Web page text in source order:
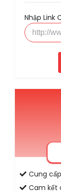
Nhập Link
Cung
Cam kết